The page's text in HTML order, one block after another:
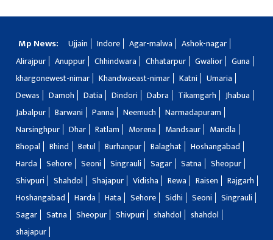
Mp News: Ujjain Indore Agar-malwa
Ashok-nagar
Alirajpur
Anuppur Chhindwara Chhatarpur Gwalior
Guna
khargonewest-nimar
Khandwaeast-nimar Katni
Umaria
Dewas
Damoh Datia Dindori Dabra Tikamgarh
Jhabua
Jabalpur
Barwani Panna Neemuch
Narmadapuram
Narsinghpur
Dhar Ratlam Morena Mandsaur
Mandla
Bhopal
Bhind Betul Burhanpur Balaghat
Hoshangabad
Harda
Sehore Seoni Singrauli Sagar Satna
Sheopur
Shivpuri
Shahdol Shajapur Vidisha Rewa Raisen
Rajgarh
Hoshangabad
Harda Hata Sehore Sidhi Seoni
Singrauli
Sagar
Satna Sheopur Shivpuri shahdol
shahdol
shajapur